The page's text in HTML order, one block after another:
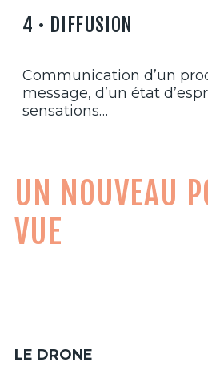
4 • DIFFUSION
Communication d’un
message, d’un état
sensations…
UN NOUVEAU
VUE
LE DRONE